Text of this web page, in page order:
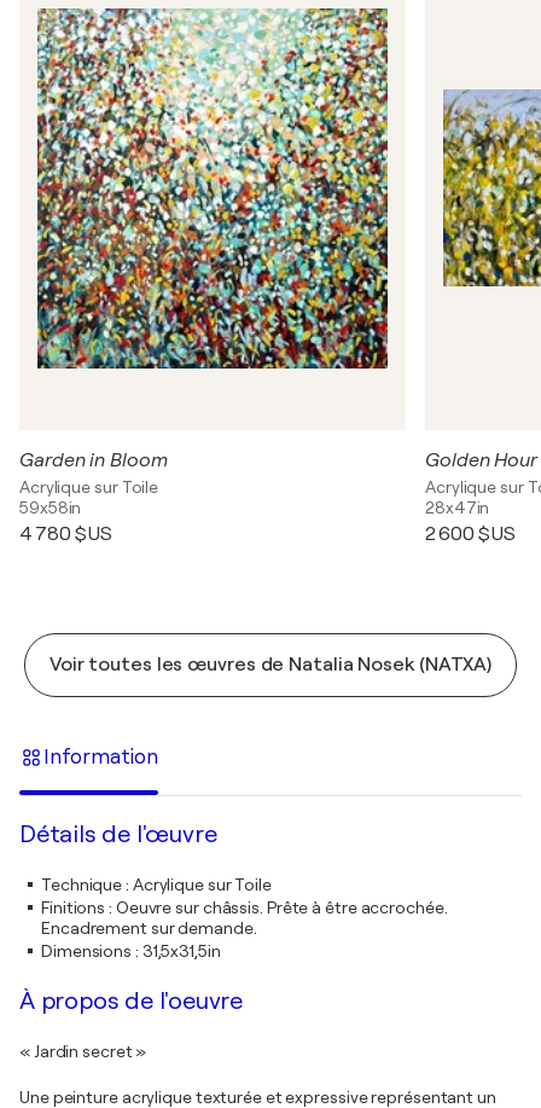
Garden in Bloom
Acrylique sur Toile
59x58in
4 780 $US
Golden Hour
Acrylique sur
28x47in
2 600 $US
Voir toutes les œuvres de Natalia Nosek (NATXA)
Information
Détails de l'œuvre
Technique: Acrylique sur Toile
Finitions : Oeuvre sur châssis. Prête à être accrochée.
Encadrement sur demande.
Dimensions : 31,5x31,5in
À propos de l'oeuvre
« Jardin secret »
Une peinture acrylique texturée et expressive représentant un